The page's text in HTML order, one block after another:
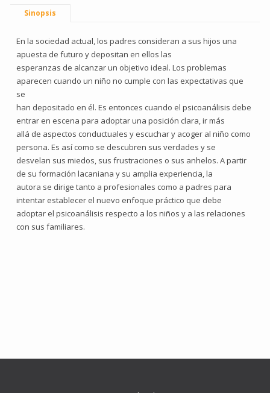
Sinopsis
En la sociedad actual, los padres consideran a sus hijos una
apuesta de futuro y depositan en ellos las
esperanzas de alcanzar un objetivo ideal. Los problemas
aparecen cuando un niño no cumple con las expectativas que
se
han depositado en él. Es entonces cuando el psicoanálisis debe
entrar en escena para adoptar una posición clara, ir más
allá de aspectos conductuales y escuchar y acoger al niño como
persona. Es así como se descubren sus verdades y se
desvelan sus miedos, sus frustraciones o sus anhelos. A partir
de su formación lacaniana y su amplia experiencia, la
autora se dirige tanto a profesionales como a padres para
intentar establecer el nuevo enfoque práctico que debe
adoptar el psicoanálisis respecto a los niños y a las relaciones
con sus familiares.